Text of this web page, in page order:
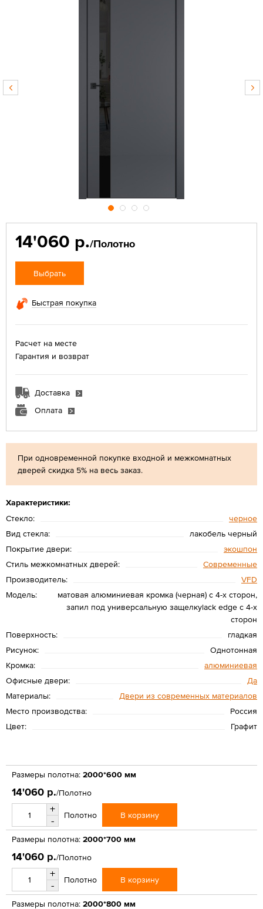
При одновременной покупке входной и межкомнатных
дверей скидка 5% на весь заказ.
Характеристики:
Стекло:
черное
Вид стекла:
лакобель черный
Покрытие двери:
экошпон
Стиль межкомнатных дверей:
Современные
Производитель:
VFD
Модель:
матовая алюминиевая кромка (черная) с 4-х сторон,
запил под универсальную защелкуlack edge c 4-х
сторон
Поверхность:
гладкая
Рисунок:
Однотонная
Кромка:
алюминиевая
Офисные двери:
Да
Материалы:
Двери из современных материалов
Место производства:
Россия
Цвет:
Графит
14'060 р./Полотно
Выбрать
Быстрая покупка
Расчет на месте
Гарантия и возврат
Доставка
Оплата
Размеры полотна: 2000*600 мм
14'060 р./Полотно
+
-
Полотно В корзину
Размеры полотна: 2000*700 мм
14'060 р./Полотно
+
-
Полотно В корзину
Размеры полотна: 2000*800 мм